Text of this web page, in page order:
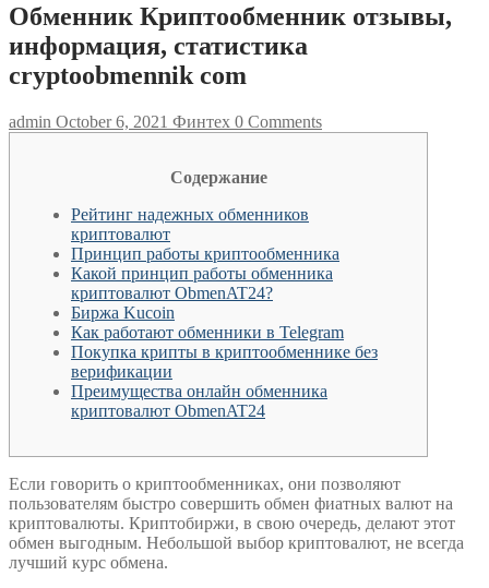
Обменник Криптообменник отзывы,
информация, статистика
cryptoobmennik com
admin October 6, 2021 Финтех 0 Comments
Содержание
Рейтинг надежных обменников
криптовалют
Принцип работы криптообменника
Какой принцип работы обменника
криптовалют ObmenAT24?
Биржа Kucoin
Как работают обменники в Telegram
Покупка крипты в криптообменнике без
верификации
Преимущества онлайн обменника
криптовалют ObmenAT24
Если говорить о криптообменниках, они позволяют
пользователям быстро совершить обмен фиатных валют на
криптовалюты. Криптобиржи, в свою очередь, делают этот
обмен выгодным. Небольшой выбор криптовалют, не всегда
лучший курс обмена.